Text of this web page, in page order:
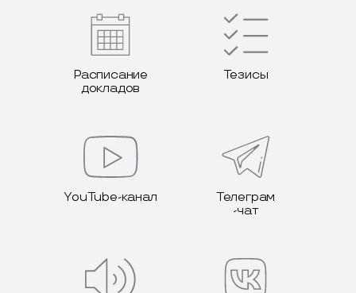
Расписание
докладов
Тезисы
YouTube-канал
Телеграм
-чат